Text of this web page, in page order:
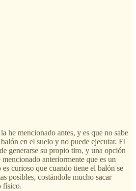
he mencionado antes, y es que no sabe
en el suelo y no puede ejecutar. El
generarse su propio tiro, y una opción
anteriormente que es un
curioso que cuando tiene el balón se
posibles, costándole mucho sacar
físico.